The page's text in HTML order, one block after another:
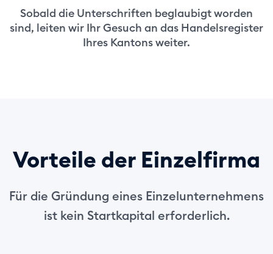
Sobald die Unterschriften beglaubigt worden
sind, leiten wir Ihr Gesuch an das Handelsregister
Ihres Kantons weiter.
Vorteile der Einzelfirma
Für die Gründung eines Einzelunternehmens
ist kein Startkapital erforderlich.